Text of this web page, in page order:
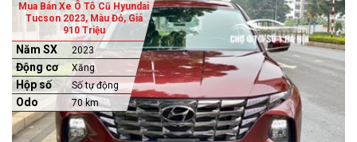
Mua Bán Xe Ô Tô Cũ Hyundai
Tucson 2023, Màu Đỏ, Giá
910 Triệu
Năm SX 2023
Động cơ Xăng
Hộp số Số tự động
Odo 70 km